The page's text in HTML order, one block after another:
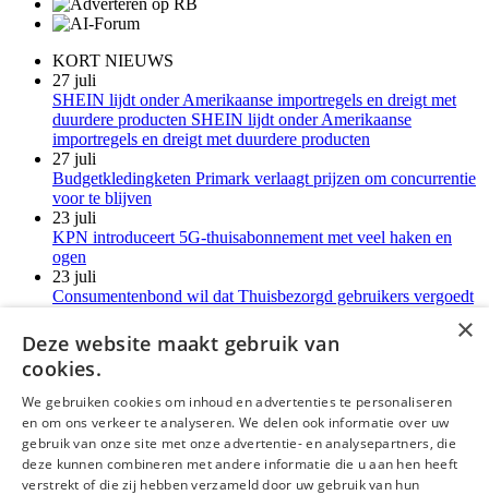
KORT NIEUWS
27 juli
SHEIN lijdt onder Amerikaanse importregels en dreigt met
duurdere producten SHEIN lijdt onder Amerikaanse
importregels en dreigt met duurdere producten
27 juli
Budgetkledingketen Primark verlaagt prijzen om concurrentie
voor te blijven
23 juli
KPN introduceert 5G-thuisabonnement met veel haken en
ogen
23 juli
Consumentenbond wil dat Thuisbezorgd gebruikers vergoedt
LG-monitoren installeren reclamesoftware zonder melding
deLex
©Uitgeverij deLex
×
Deze website maakt gebruik van
cookies.
We gebruiken cookies om inhoud en advertenties te personaliseren
en om ons verkeer te analyseren. We delen ook informatie over uw
gebruik van onze site met onze advertentie- en analysepartners, die
deze kunnen combineren met andere informatie die u aan hen heeft
verstrekt of die zij hebben verzameld door uw gebruik van hun